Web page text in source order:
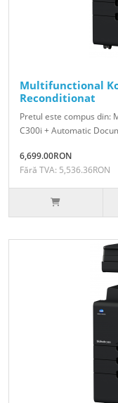
Multifunctional
Reconditionat
Pretul este compus din:
C300i + Automatic
6,699.00RON
Fără TVA: 5,536.36RON